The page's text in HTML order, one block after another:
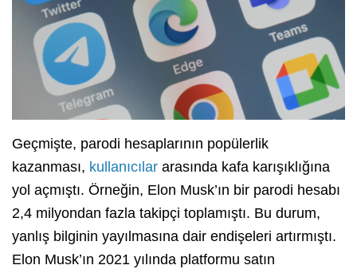
Geçmişte, parodi hesaplarının popülerlik
kazanması, kullanıcılar arasında kafa karışıklığına
yol açmıştı. Örneğin, Elon Musk’ın bir parodi hesabı
2,4 milyondan fazla takipçi toplamıştı. Bu durum,
yanlış bilginin yayılmasına dair endişeleri artırmıştı.
Elon Musk’ın 2021 yılında platformu satın